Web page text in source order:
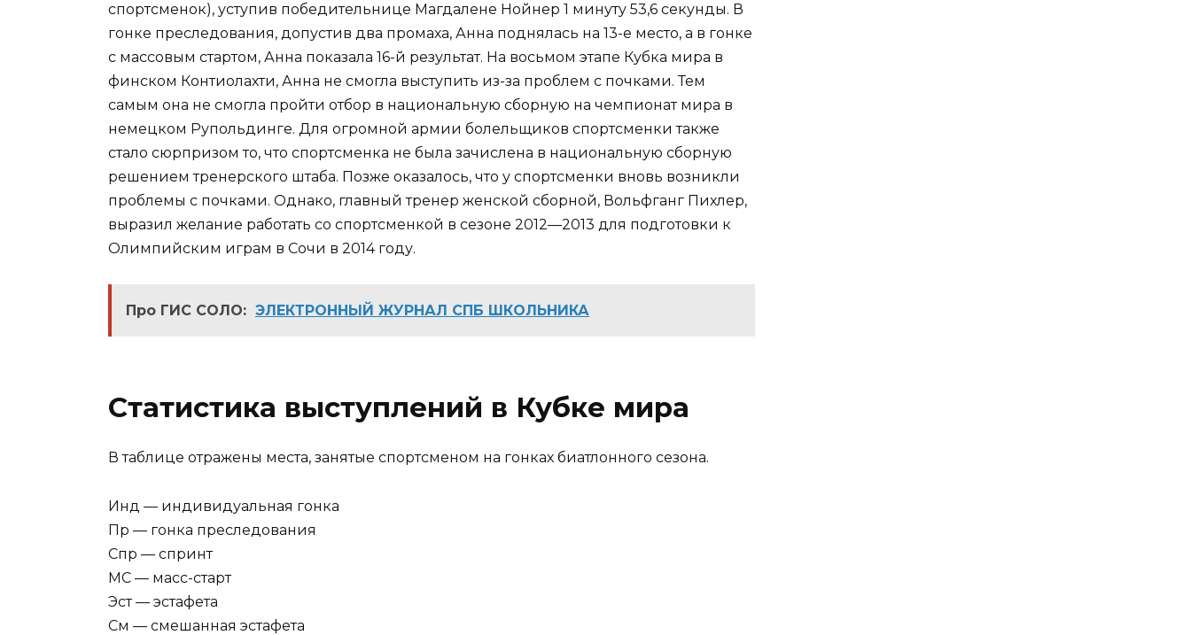
спортсменок), уступив победительнице Магдалене Нойнер 1 минуту 53,6 секунды. В
гонке преследования, допустив два промаха, Анна поднялась на 13-е место, а в гонке
с массовым стартом, Анна показала 16-й результат. На восьмом этапе Кубка мира в
финском Контиолахти, Анна не смогла выступить из-за проблем с почками. Тем
самым она не смогла пройти отбор в национальную сборную на чемпионат мира в
немецком Рупольдинге. Для огромной армии болельщиков спортсменки также
стало сюрпризом то, что спортсменка не была зачислена в национальную сборную
решением тренерского штаба. Позже оказалось, что у спортсменки вновь возникли
проблемы с почками. Однако, главный тренер женской сборной, Вольфганг Пихлер,
выразил желание работать со спортсменкой в сезоне 2012—2013 для подготовки к
Олимпийским играм в Сочи в 2014 году.
Про ГИС СОЛО: ЭЛЕКТРОННЫЙ ЖУРНАЛ СПБ ШКОЛЬНИКА
Статистика выступлений в Кубке мира
В таблице отражены места, занятые спортсменом на гонках биатлонного сезона.
Инд — индивидуальная гонка
Пр — гонка преследования
Спр — спринт
МС — масс-старт
Эст — эстафета
См — смешанная эстафета